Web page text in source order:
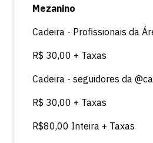
Mezanino
Cadeira - Profissionais da
R$ 30,00 + Taxas
Cadeira - seguidores da
R$ 30,00 + Taxas
R$80,00 Inteira + Taxas